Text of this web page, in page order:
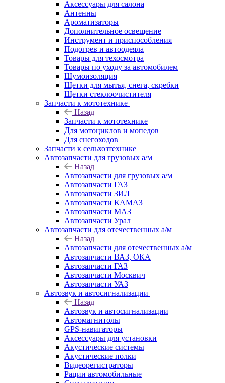
Аксессуары для салона
Антенны
Ароматизаторы
Дополнительное освещение
Инструмент и приспособления
Подогрев и автоодеяла
Товары для техосмотра
Товары по уходу за автомобилем
Шумоизоляция
Щетки для мытья, снега, скребки
Щетки стеклоочистителя
Запчасти к мототехнике
Назад
Запчасти к мототехнике
Для мотоциклов и мопедов
Для снегоходов
Запчасти к сельхозтехнике
Автозапчасти для грузовых а/м
Назад
Автозапчасти для грузовых а/м
Автозапчасти ГАЗ
Автозапчасти ЗИЛ
Автозапчасти КАМАЗ
Автозапчасти МАЗ
Автозапчасти Урал
Автозапчасти для отечественных а/м
Назад
Автозапчасти для отечественных а/м
Автозапчасти ВАЗ, ОКА
Автозапчасти ГАЗ
Автозапчасти Москвич
Автозапчасти УАЗ
Автозвук и автосигнализации
Назад
Автозвук и автосигнализации
Автомагнитолы
GPS-навигаторы
Аксессуары для установки
Акустические системы
Акустические полки
Видеорегистраторы
Рации автомобильные